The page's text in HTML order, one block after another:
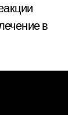
в